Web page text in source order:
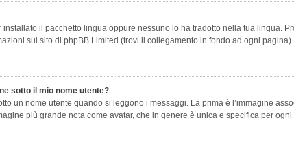
installato il pacchetto lingua oppure nessuno lo ha tradotto nella tua
sul sito di phpBB Limited (trovi il collegamento in fondo ad ogni pagina).
sotto il mio nome utente?
un nome utente quando si leggono i messaggi. La prima è l’immagine
più grande nota come avatar, che in genere è unica e specifica per ogni